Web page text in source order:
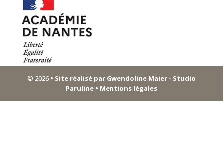
© 2026 • Site réalisé par Gwendoline Maier - Studio
Paruline• Mentions légales